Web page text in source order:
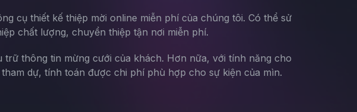
cụ thiết kế thiệp mời online miễn phí của chúng tôi. Có thể sử
chất lượng, chuyển thiệp tận nơi miễn phí.
thông tin mừng cưới của khách. Hơn nữa, với tính năng cho
dự, tính toán được chi phí phù hợp cho sự kiện của mìn.